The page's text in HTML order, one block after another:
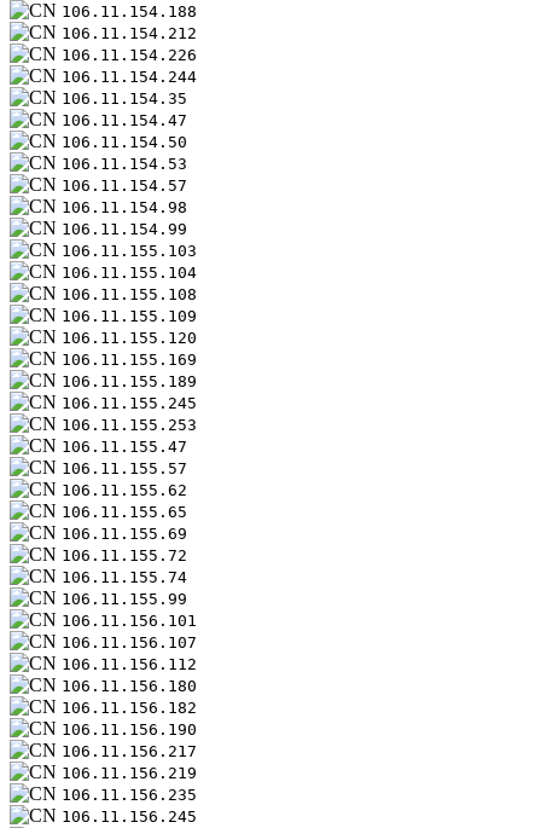
106.11.154.188
106.11.154.212
106.11.154.226
106.11.154.244
106.11.154.35
106.11.154.47
106.11.154.50
106.11.154.53
106.11.154.57
106.11.154.98
106.11.154.99
106.11.155.103
106.11.155.104
106.11.155.108
106.11.155.109
106.11.155.120
106.11.155.169
106.11.155.189
106.11.155.245
106.11.155.253
106.11.155.47
106.11.155.57
106.11.155.62
106.11.155.65
106.11.155.69
106.11.155.72
106.11.155.74
106.11.155.99
106.11.156.101
106.11.156.107
106.11.156.112
106.11.156.180
106.11.156.182
106.11.156.190
106.11.156.217
106.11.156.219
106.11.156.235
106.11.156.245